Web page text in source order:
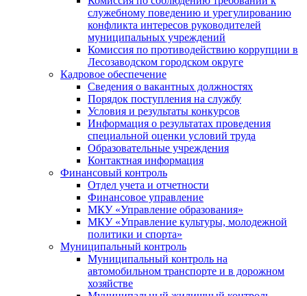
служебному поведению и урегулированию
конфликта интересов руководителей
муниципальных учреждений
Комиссия по противодействию коррупции в
Лесозаводском городском округе
Кадровое обеспечение
Сведения о вакантных должностях
Порядок поступления на службу
Условия и результаты конкурсов
Информация о результатах проведения
специальной оценки условий труда
Образовательные учреждения
Контактная информация
Финансовый контроль
Отдел учета и отчетности
Финансовое управление
МКУ «Управление образования»
МКУ «Управление культуры, молодежной
политики и спорта»
Муниципальный контроль
Муниципальный контроль на
автомобильном транспорте и в дорожном
хозяйстве